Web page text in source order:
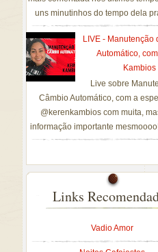
uns minutinhos do tempo dela
LIVE - Manutenção
Automático,
Kambios
Live sobre
Câmbio Automático, com a
@kerenkambios com muita,
informação importante
Links
Vadio Amor